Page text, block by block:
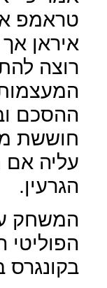
טראמפ
איראן
רוצה
ההסכם
חוששת
עליה
הגרעין.
המשחק
הפוליטי
בקונגרס